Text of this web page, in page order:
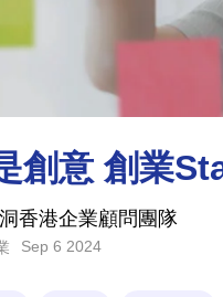
創意 創業
香港企業顧問團隊
Sep 6 2024